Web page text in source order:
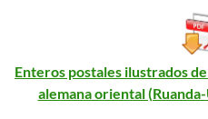
Enteros postales ilustrados
alemana oriental